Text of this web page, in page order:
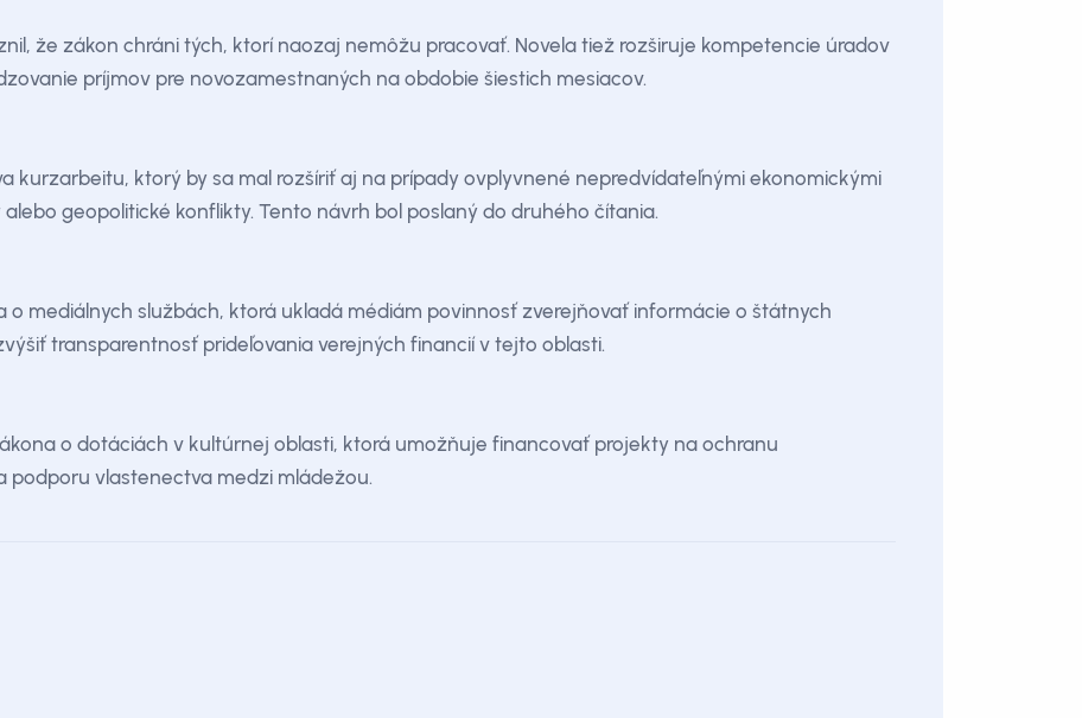
že zákon chráni tých, ktorí naozaj nemôžu pracovať. Novela tiež rozširuje kompetencie úradov
príjmov pre novozamestnaných na obdobie šiestich mesiacov.
kurzarbeitu, ktorý by sa mal rozšíriť aj na prípady ovplyvnené nepredvídateľnými ekonomickými
geopolitické konflikty. Tento návrh bol poslaný do druhého čítania.
o mediálnych službách, ktorá ukladá médiám povinnosť zverejňovať informácie o štátnych
transparentnosť prideľovania verejných financií v tejto oblasti.
o dotáciách v kultúrnej oblasti, ktorá umožňuje financovať projekty na ochranu
vlastenectva medzi mládežou.